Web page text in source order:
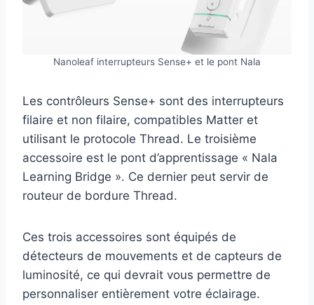
Nanoleaf interrupteurs Sense+ et le pont Nala
Les contrôleurs Sense+ sont des interrupteurs
filaire et non filaire, compatibles Matter et
utilisant le protocole Thread. Le troisième
accessoire est le pont d’apprentissage « Nala
Learning Bridge ». Ce dernier peut servir de
routeur de bordure Thread.
Ces trois accessoires sont équipés de
détecteurs de mouvements et de capteurs de
luminosité, ce qui devrait vous permettre de
personnaliser entièrement votre éclairage.